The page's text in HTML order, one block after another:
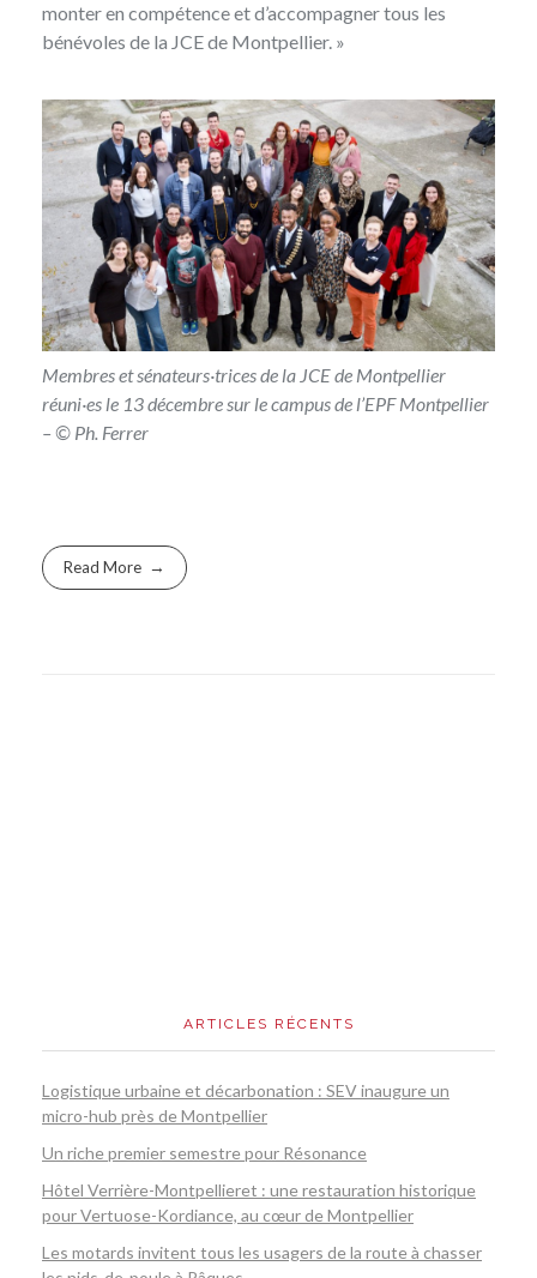
monter en compétence et d’accompagner tous les
bénévoles de la JCE de Montpellier. »
Membres et sénateurs·trices de la JCE de Montpellier
réuni·es le 13 décembre sur le campus de l’EPF Montpellier
– © Ph. Ferrer
Read More
ARTICLES RÉCENTS
Logistique urbaine et décarbonation : SEV inaugure un
micro-hub près de Montpellier
Un riche premier semestre pour Résonance
Hôtel Verrière-Montpellieret : une restauration historique
pour Vertuose-Kordiance, au cœur de Montpellier
Les motards invitent tous les usagers de la route à chasser